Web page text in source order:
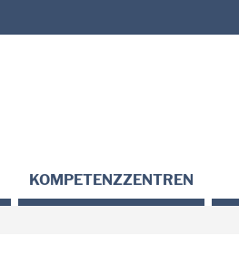
KOMPETENZZENTREN